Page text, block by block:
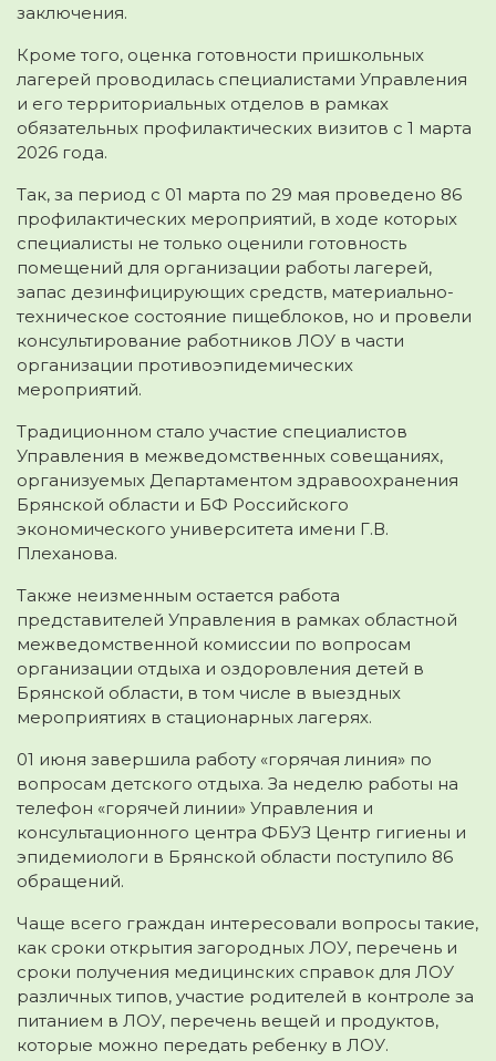
заключения.
Кроме того, оценка готовности пришкольных
лагерей проводилась специалистами Управления
и его территориальных отделов в рамках
обязательных профилактических визитов с 1 марта
2026 года.
Так, за период с 01 марта по 29 мая проведено 86
профилактических мероприятий, в ходе которых
специалисты не только оценили готовность
помещений для организации работы лагерей,
запас дезинфицирующих средств, материально-
техническое состояние пищеблоков, но и провели
консультирование работников ЛОУ в части
организации противоэпидемических
мероприятий.
Традиционном стало участие специалистов
Управления в межведомственных совещаниях,
организуемых Департаментом здравоохранения
Брянской области и БФ Российского
экономического университета имени Г.В.
Плеханова.
Также неизменным остается работа
представителей Управления в рамках областной
межведомственной комиссии по вопросам
организации отдыха и оздоровления детей в
Брянской области, в том числе в выездных
мероприятиях в стационарных лагерях.
01 июня завершила работу «горячая линия» по
вопросам детского отдыха. За неделю работы на
телефон «горячей линии» Управления и
консультационного центра ФБУЗ Центр гигиены и
эпидемиологи в Брянской области поступило 86
обращений.
Чаще всего граждан интересовали вопросы такие,
как сроки открытия загородных ЛОУ, перечень и
сроки получения медицинских справок для ЛОУ
различных типов, участие родителей в контроле за
питанием в ЛОУ, перечень вещей и продуктов,
которые можно передать ребенку в ЛОУ.